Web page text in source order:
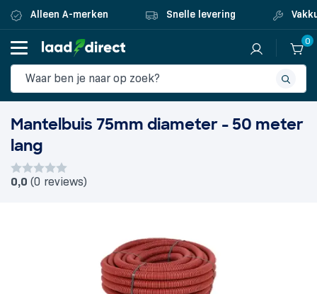
Alleen A-merken Snelle levering
0
Mantelbuis 75mm diameter - 50 meter
lang
0,0 (0 reviews)